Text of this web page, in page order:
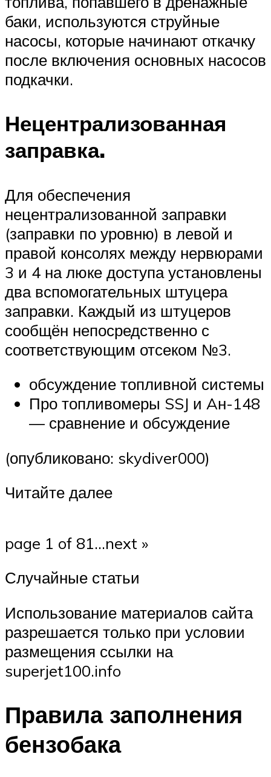
баки, используются струйные
насосы, которые начинают откачку
после включения основных насосов
подкачки.
Нецентрализованная
заправка.
Для обеспечения
нецентрализованной заправки
(заправки по уровню) в левой и
правой консолях между нервюрами
3 и 4 на люке доступа установлены
два вспомогательных штуцера
заправки. Каждый из штуцеров
сообщён непосредственно с
соответствующим отсеком №3.
обсуждение топливной системы
Про топливомеры SSJ и Aн-148
— сравнение и обсуждение
(опубликовано: skydiver000)
Читайте далее
page 1 of 81…next »
Случайные статьи
Использование материалов сайта
разрешается только при условии
размещения ссылки на
superjet100.info
Правила заполнения
бензобака